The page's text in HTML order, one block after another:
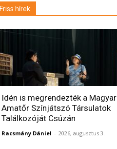
Friss hírek
Idén is megrendezték a Magyar
Amatőr Színjátszó Társulatok
Találkozóját Csúzán
Racsmány Dániel - 2026, augusztus 3.